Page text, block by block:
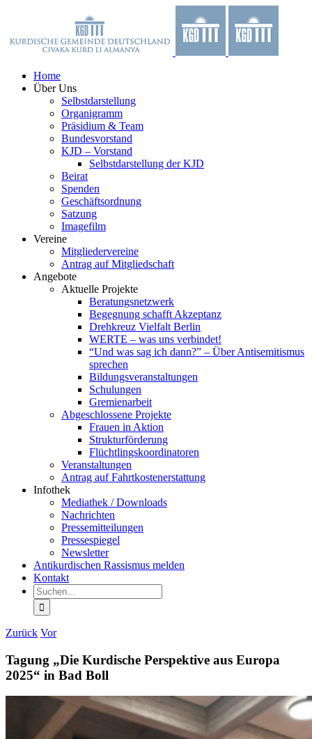
springen
Home
Über Uns
Selbstdarstellung
Organigramm
Präsidium & Team
Bundesvorstand
KJD – Vorstand
Selbstdarstellung der KJD
Beirat
Spenden
Geschäftsordnung
Satzung
Imagefilm
Vereine
Mitgliedervereine
Antrag auf Mitgliedschaft
Angebote
Aktuelle Projekte
Beratungsnetzwerk
Begegnung schafft Akzeptanz
Drehkreuz Vielfalt Berlin
WERTE – was uns verbindet!
“Und was sag ich dann?” – Über Antisemitismus
sprechen
Bildungsveranstaltungen
Schulungen
Gremienarbeit
Abgeschlossene Projekte
Frauen in Aktion
Strukturförderung
Flüchtlingskoordinatoren
Veranstaltungen
Antrag auf Fahrtkostenerstattung
Infothek
Mediathek / Downloads
Nachrichten
Pressemitteilungen
Pressespiegel
Newsletter
Antikurdischen Rassismus melden
Kontakt
Suche
nach:
Zurück Vor
Tagung „Die Kurdische Perspektive aus Europa
2025“ in Bad Boll